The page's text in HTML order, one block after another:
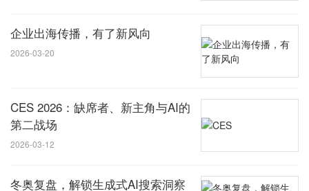
企业出海传播，有了新风向
2026-03-20
CES 2026：缺席者、新主角与AI的
第二战场
2026-03-12
冬奥复盘，解锁生成式AI搜索洞察